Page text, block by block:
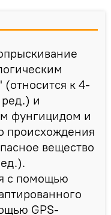
к 4-
и
фунгицидом и
происхождения
вещество
с помощью
GPS-